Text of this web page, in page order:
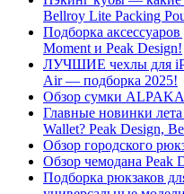
Bellroy Lite Packing
Подборка
Moment и Peak Design!
ЛУЧШИЕ чехлы для
Air — подборка 2025!
Обзор сумки
Главные новинки
Wallet? Peak Design,
Обзор городского
Обзор чемодана Peak
Подборка рюкзаков